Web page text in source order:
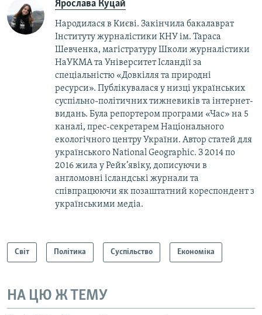
Ярослава Куцай
Народилася в Києві. Закінчила бакалаврат
Інституту журналістики КНУ ім. Тараса
Шевченка, магістратуру Школи журналістики
НаУКМА та Університет Ісландії за
спеціальністю «Довкілля та природні
ресурси». Публікувалася у низці українських
суспільно-політичних тижневиків та інтернет-
видань. Була репортером програми «Час» на 5
каналі, прес-секретарем Національного
екологічного центру України. Автор статей для
українського National Geographic. З 2014 по
2016 жила у Рейк’явіку, дописуючи в
англомовні ісландські журнали та
співпрацюючи як позаштатний кореспондент з
українськими медіа.
Світ Політика Суспільство Економіка
НА ЦЮ Ж ТЕМУ